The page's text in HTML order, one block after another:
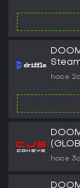
hace 2d
hace 3d